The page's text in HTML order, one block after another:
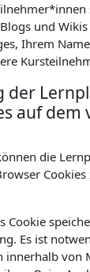
und
Ihrem
der
auf dem
die
Cookie
Es ist
innerhalb von